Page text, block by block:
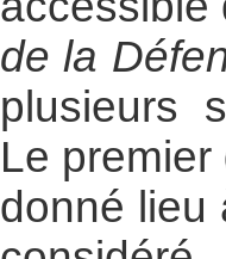
de la
plusieurs
Le premier
donné lieu